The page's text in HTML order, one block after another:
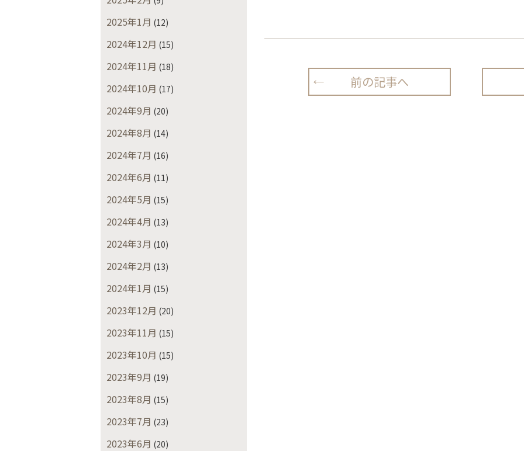
2025年1月 (12)
2024年12月 (15)
2024年11月 (18)
2024年10月 (17)
2024年9月 (20)
2024年8月 (14)
2024年7月 (16)
2024年6月 (11)
2024年5月 (15)
2024年4月 (13)
2024年3月 (10)
2024年2月 (13)
2024年1月 (15)
2023年12月 (20)
2023年11月 (15)
2023年10月 (15)
2023年9月 (19)
2023年8月 (15)
2023年7月 (23)
2023年6月 (20)
前の記事へ